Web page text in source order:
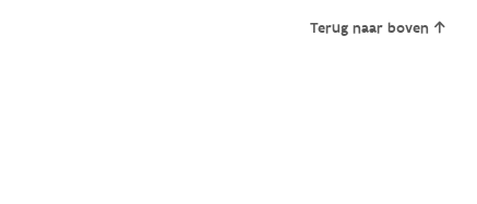
Terug naar boven